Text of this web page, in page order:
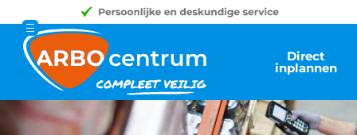
Direct
inplannen